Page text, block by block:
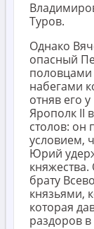
Туров.
Однако
опасный
половцами
набегами
отняв его
Ярополк II
столов:
условием,
Юрий
брату
князьями,
которая
раздоров